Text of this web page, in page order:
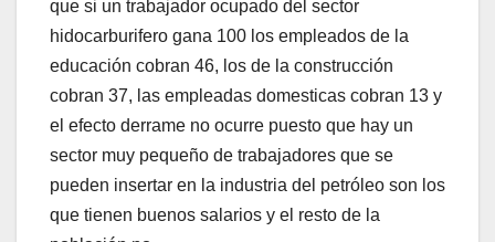
que si un trabajador ocupado del sector
hidocarburifero gana 100 los empleados de la
educación cobran 46, los de la construcción
cobran 37, las empleadas domesticas cobran 13 y
el efecto derrame no ocurre puesto que hay un
sector muy pequeño de trabajadores que se
pueden insertar en la industria del petróleo son los
que tienen buenos salarios y el resto de la